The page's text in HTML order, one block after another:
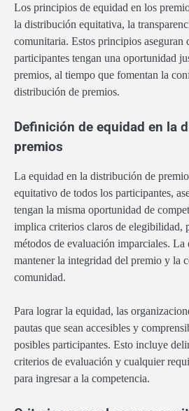
Los principios de equidad en los
la distribución equitativa, la
comunitaria. Estos principios aseguran
participantes tengan una oportunidad
premios, al tiempo que fomentan la
distribución de premios.
Definición de equidad en la
premios
La equidad en la distribución de
equitativo de todos los participantes,
tengan la misma oportunidad de
implica criterios claros de elegibilidad,
métodos de evaluación imparciales. La
mantener la integridad del premio y la
comunidad.
Para lograr la equidad, las
pautas que sean accesibles y
posibles participantes. Esto incluye
criterios de evaluación y cualquier
para ingresar a la competencia.